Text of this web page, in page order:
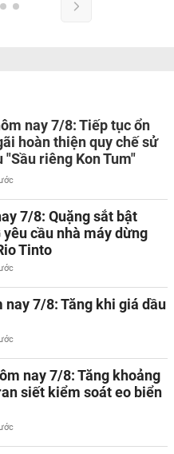
nay 7/8: Tiếp tục ổn
hoàn thiện quy chế sử
"Sầu riêng Kon Tum"
7/8: Quặng sắt bật
yêu cầu nhà máy dừng
Tinto
nay 7/8: Tăng khi giá dầu
nay 7/8: Tăng khoảng
siết kiểm soát eo biển